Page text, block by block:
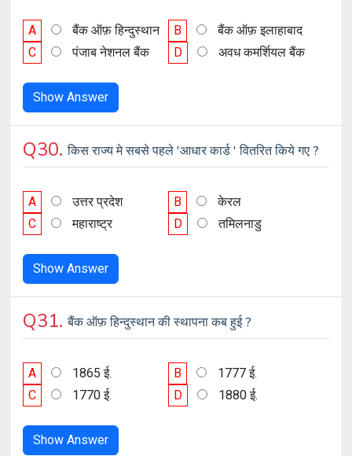
A बैंक ऑफ़ हिन्दुस्थान B
बैंक ऑफ़ इलाहाबाद
C
पंजाब नेशनल बैंक D अवध कमर्शियल बैंक
Show Answer
Q30.किस राज्य मे सबसे पहले 'आधार कार्ड ' वितरित किये गए ?
A उत्तर प्रदेश B
केरल
C
महाराष्ट्र D तमिलनाडु
Show Answer
Q31.बैंक ऑफ़ हिन्दुस्थान की स्थापना कब हुई ?
A 1865 ई. B
1777 ई.
C
1770 ई. D 1880 ई.
Show Answer